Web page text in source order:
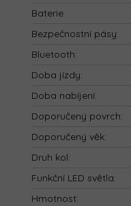
Baterie:
Bezpečnostní pásy:
Bluetooth:
Doba jízdy:
Doba nabíjení:
Doporučený povrch:
Doporučený věk:
Druh kol:
Funkční LED světla:
Hmotnost: